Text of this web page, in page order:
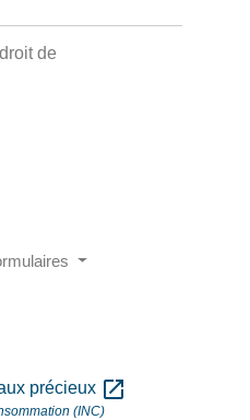
de
précieux open_in_new
(INC)